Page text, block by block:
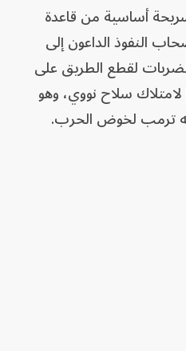
أساسية من قاعدة
النفوذ الداعون إلى
لقطع الطريق على
سلاح نووي، وهو
ترمب لخوض الحرب.